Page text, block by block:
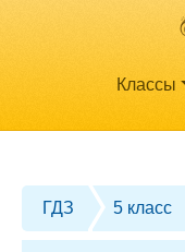
Классы
ГДЗ 5 класс